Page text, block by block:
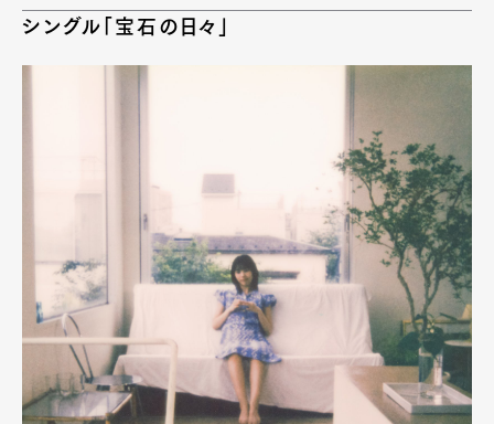
ProductCultureLifestyle
Magazine
Pen Meet
Pen international
シングル「宝石の日々」